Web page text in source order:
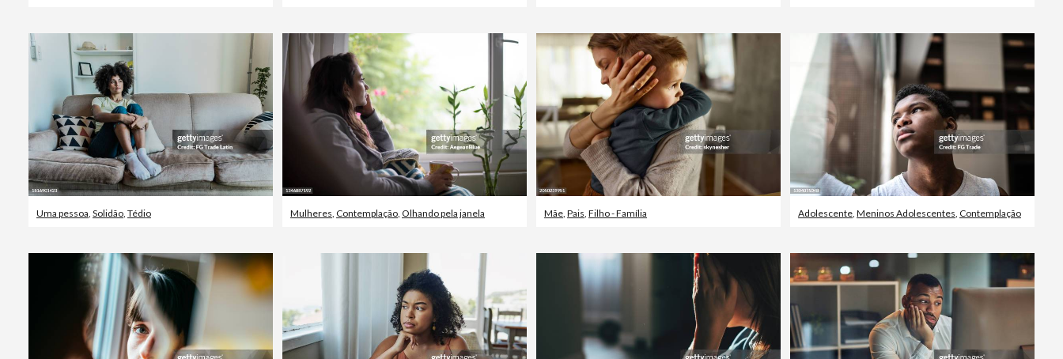
Uma pessoa, Solidão, Tédio Mulheres, Contemplação, Olhando pela janela Mãe, Pais, Filho - Família Adolescente, Meninos Adolescentes, Contemplação